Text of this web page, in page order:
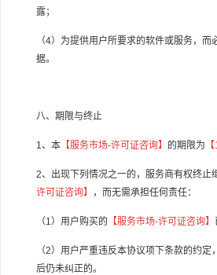
露；
（4）为提供用户所要求的软件或服务，而
据。
八、期限与终止
1、本 【服务市场-许可证咨询】 的期限为 【
2、出现下列情况之一的，服务商有权终止
许可证咨询】
，而无需承担任何责任：
（1）用户购买的 【服务市场-许可证咨询】
（2）用户严重违反本协议项下条款的约定
后仍未纠正的。